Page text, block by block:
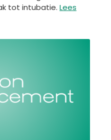
tot intubatie. Lees